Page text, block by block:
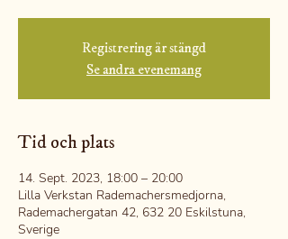
Registrering är stängd
Se andra evenemang
Tid och plats
14. Sept. 2023, 18:00 – 20:00
Lilla Verkstan Rademachersmedjorna,
Rademachergatan 42, 632 20 Eskilstuna,
Sverige